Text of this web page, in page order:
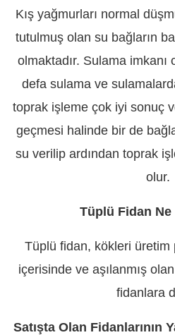
Kış yağmurları normal
tutulmuş olan su bağların
olmaktadır. Sulama
defa sulama ve
toprak işleme çok iyi sonuç
geçmesi halinde bir de
su verilip ardından toprak
olur.
Tüplü Fidan
Tüplü fidan, kökleri üretim
içerisinde ve aşılanmış
fidanlara
Satışta Olan Fidanlarının